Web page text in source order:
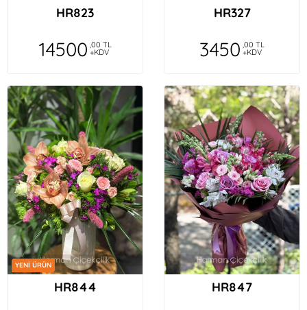
HR823
14500 ,00 TL
+KDV
HR327
3450 ,00 TL
+KDV
YENİ ÜRÜN
HR844 HR847